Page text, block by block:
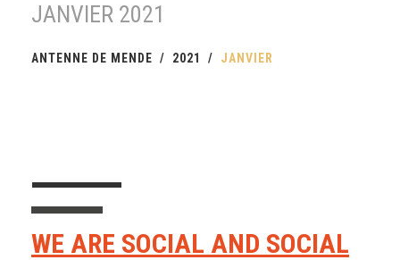
JANVIER 2021
ANTENNE DE MENDE 2021 JANVIER
WE ARE SOCIAL AND SOCIAL